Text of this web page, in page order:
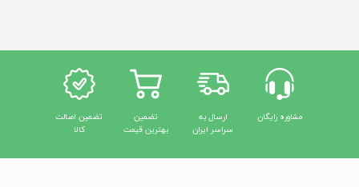
مشاوره رایگان
ارسال به
سراسر ایران
تضمین
بهترین قیمت
تضمین اصالت
کالا